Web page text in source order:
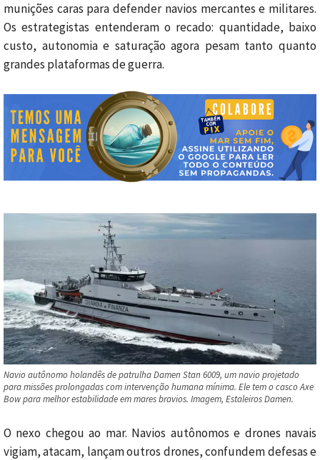
munições caras para defender navios mercantes e militares.
Os estrategistas entenderam o recado: quantidade, baixo
custo, autonomia e saturação agora pesam tanto quanto
grandes plataformas de guerra.
Navio autônomo holandês de patrulha Damen Stan 6009, um navio projetado
para missões prolongadas com intervenção humana mínima. Ele tem o casco Axe
Bow para melhor estabilidade em mares bravios. Imagem, Estaleiros Damen.
O nexo chegou ao mar. Navios autônomos e drones navais
vigiam, atacam, lançam outros drones, confundem defesas e